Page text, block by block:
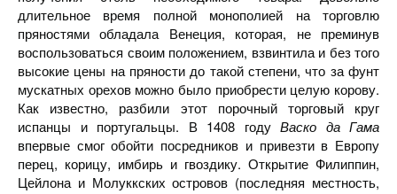
длительное время полной монополией на торговлю
пряностями обладала Венеция, которая, не преминув
воспользоваться своим положением, взвинтила и без того
высокие цены на пряности до такой степени, что за фунт
мускатных орехов можно было приобрести целую корову.
Как известно, разбили этот порочный торговый круг
испанцы и португальцы. В 1408 году Васко да Гама
впервые смог обойти посредников и привезти в Европу
перец, корицу, имбирь и гвоздику. Открытие Филиппин,
Цейлона и Молуккских островов (последняя местность,